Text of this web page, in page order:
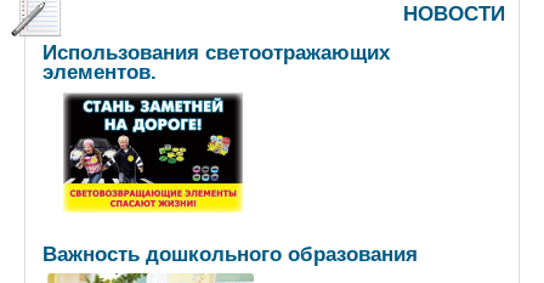
НОВОСТИ
Использования светоотражающих
элементов.
Важность дошкольного образования